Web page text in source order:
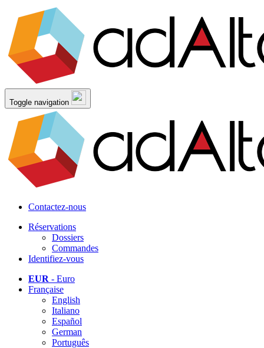
Toggle navigation
Contactez-nous
Réservations
Dossiers
Commandes
Identifiez-vous
EUR - Euro
Française
English
Italiano
Español
German
Português